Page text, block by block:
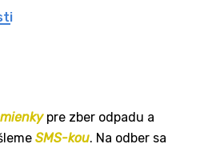
pre zber odpadu a
SMS-kou. Na odber sa